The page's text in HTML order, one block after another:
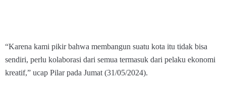
“Karena kami pikir bahwa membangun suatu kota itu tidak bisa
sendiri, perlu kolaborasi dari semua termasuk dari pelaku ekonomi
kreatif,” ucap Pilar pada Jumat (31/05/2024).